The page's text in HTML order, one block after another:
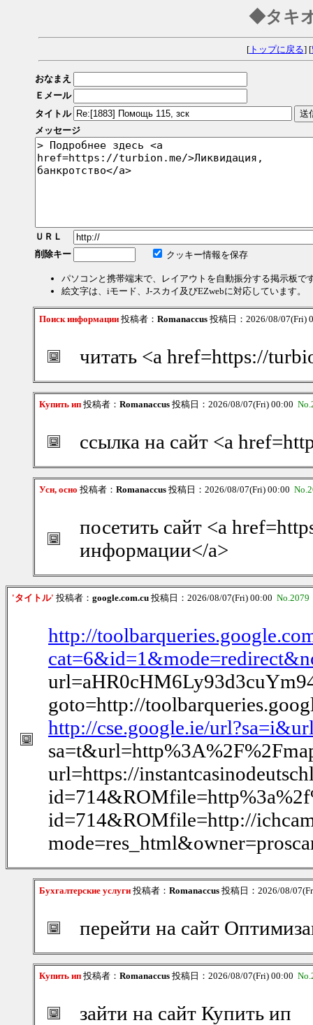
◆タキ
[トップに戻る] [
おなまえ
Ｅメール
タイトル
メッセージ
ＵＲＬ
削除キー
クッキー情報を保存
パソコンと携帯端末で、レイアウトを自動振分する掲示板で
絵文字は、iモード、J-スカイ及びEZwebに対応しています。
Поиск информации 投稿者： Romanaccus 投稿日：2026/08/07(Fri)
читать <a href=https://
Купить ип 投稿者： Romanaccus 投稿日：2026/08/07(Fri) 00:00
ссылка на сайт <a
Усн, осно 投稿者： Romanaccus 投稿日：2026/08/07(Fri) 00:00
посетить сайт <a
информации</a>
'タイトル' 投稿者： google.com.cu 投稿日：2026/08/07(Fri) 00:00 No.2079
http://
goto=http://
http://cse.google.ie/
url=https://
id=714&ROMfile=http://
Бухгалтерские услуги 投稿者： Romanaccus 投稿日：2026/08/
перейти на сайт
Купить ип 投稿者： Romanaccus 投稿日：2026/08/07(Fri) 00:00
зайти на сайт Купить ип